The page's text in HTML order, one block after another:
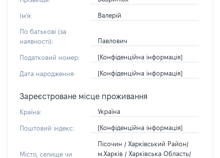
Ім'я: Валерій
По батькові (за
наявності):
Павлович
Податковий номер: [Конфіденційна інформація]
Дата народження: [Конфіденційна інформація]
Зареєстроване місце проживання
Країна: Україна
Поштовий індекс: [Конфіденційна інформація]
Місто, селище чи
Пісочин / Харківський Район/
м.Харків / Харківська Область/